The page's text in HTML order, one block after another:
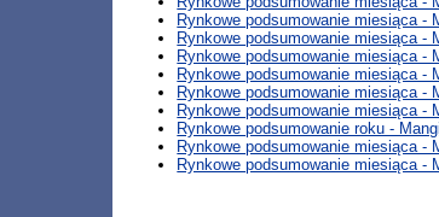
Rynkowe podsumowanie miesiąca -
Rynkowe podsumowanie miesiąca -
Rynkowe podsumowanie miesiąca -
Rynkowe podsumowanie miesiąca -
Rynkowe podsumowanie miesiąca -
Rynkowe podsumowanie miesiąca -
Rynkowe podsumowanie roku -
Rynkowe podsumowanie miesiąca -
Rynkowe podsumowanie miesiąca -